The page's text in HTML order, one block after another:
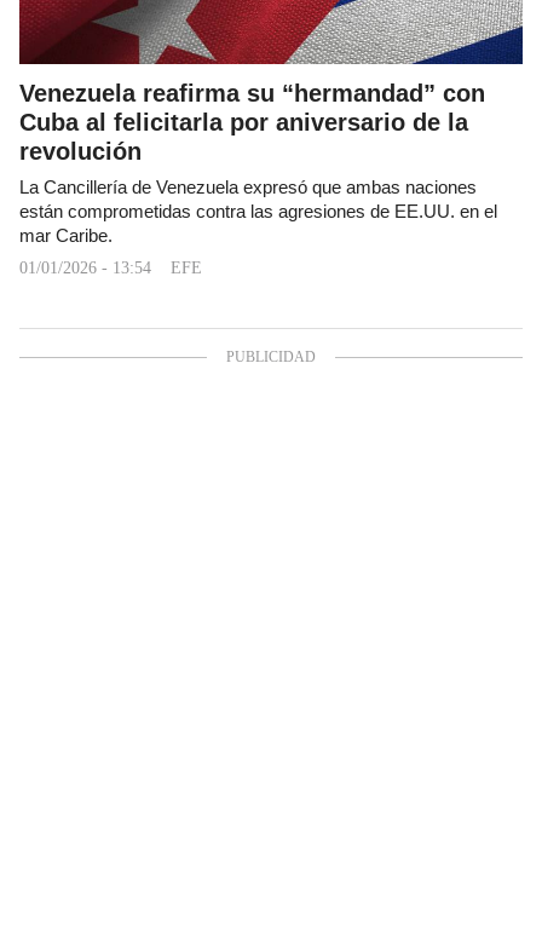
Venezuela reafirma su “hermandad” con
Cuba al felicitarla por aniversario de la
revolución
La Cancillería de Venezuela expresó que ambas naciones
están comprometidas contra las agresiones de EE.UU. en el
mar Caribe.
01/01/2026 - 13:54 EFE